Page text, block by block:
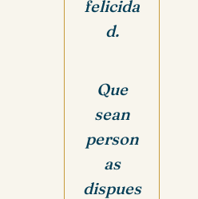
felicida
d.
Que
sean
person
as
dispues